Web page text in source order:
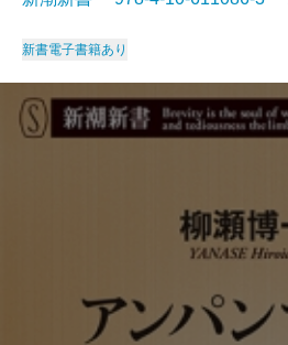
新書電子書籍あり